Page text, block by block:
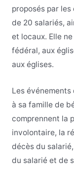
proposés par
de 20 salariés,
et locaux. Elle
fédéral, aux
aux églises.
Les
à sa famille de
comprennent la
involontaire, la
décès du
du salarié et de